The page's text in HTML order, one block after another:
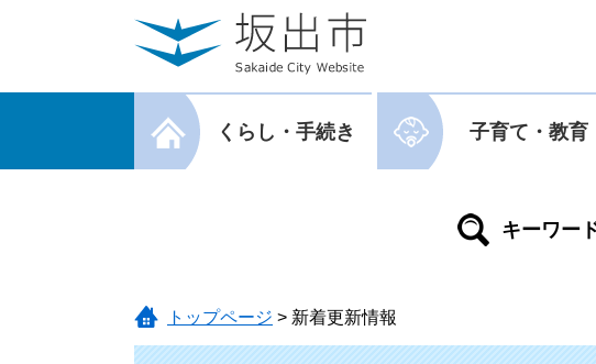
メニューを閉じる
くらし・手続き 子育て・教育
トップページ > 新着更新情報